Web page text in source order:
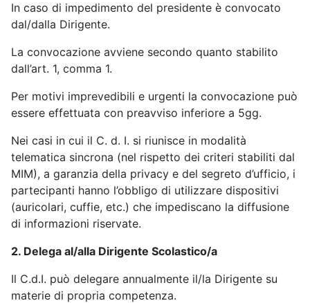
In caso di impedimento del presidente è convocato
dal/dalla Dirigente.
La convocazione avviene secondo quanto stabilito
dall’art. 1, comma 1.
Per motivi imprevedibili e urgenti la convocazione può
essere effettuata con preavviso inferiore a 5gg.
Nei casi in cui il C. d. I. si riunisce in modalità
telematica sincrona (nel rispetto dei criteri stabiliti dal
MIM), a garanzia della privacy e del segreto d’ufficio, i
partecipanti hanno l’obbligo di utilizzare dispositivi
(auricolari, cuffie, etc.) che impediscano la diffusione
di informazioni riservate.
2. Delega al/alla Dirigente Scolastico/a
Il C.d.I. può delegare annualmente il/la Dirigente su
materie di propria competenza.